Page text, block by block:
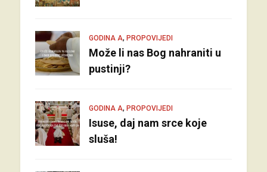
GODINA A, PROPOVIJEDI
Može li nas Bog nahraniti u
pustinji?
GODINA A, PROPOVIJEDI
Isuse, daj nam srce koje
sluša!